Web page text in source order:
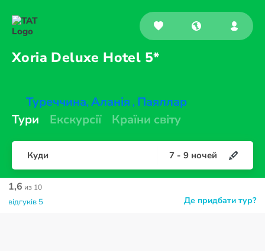
Xoria Deluxe Hotel 5*
Туреччина, Аланія , Паяллар
Тури
Екскурсії Країни світу
Куди 7 - 9 ночей
Де придбати тур?
1,6 из 10
відгуків 5